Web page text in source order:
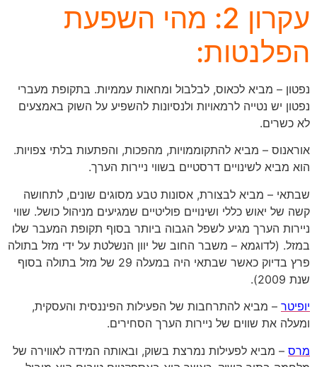
עקרון 2: מהי השפעת
הפלנטות:
נפטון – מביא לכאוס, לבלבול ומחאות עממיות. בתקופת מעברי
נפטון יש נטייה לרמאויות ולנסיונות להשפיע על השוק באמצעים
לא כשרים.
אוראנוס – מביא להתקוממויות, מהפכות, והפתעות בלתי צפויות.
הוא מביא לשינויים דרסטיים בשווי ניירות הערך.
שבתאי – מביא לבצורת, אסונות טבע מסוגים שונים, לתחושה
קשה של יאוש כללי ושינויים פוליטיים שמגיעים מניהול כושל. שווי
ניירות הערך מגיע לשפל הגבוה ביותר בסוף תקופת המעבר שלו
במזל. (לדוגמא – משבר החוב של יוון הנשלטת על ידי מזל בתולה
פרץ בדיוק כאשר שבתאי היה במעלה 29 של מזל בתולה בסוף
שנת 2009).
יופיטר – מביא להתרחבות של הפעילות הפיננסית והעסקית,
ומעלה את שווים של ניירות הערך הסחירים.
מרס – מביא לפעילות נמרצת בשוק, ובאותה המידה לאווירה של